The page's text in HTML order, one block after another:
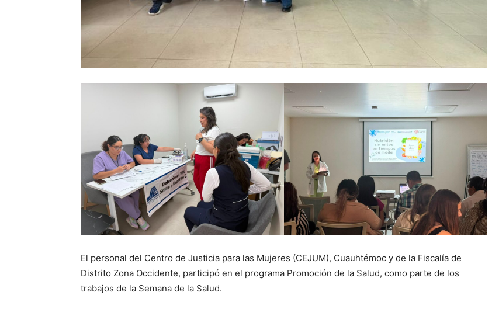
El personal del Centro de Justicia para las Mujeres (CEJUM), Cuauhtémoc y de la Fiscalía de
Distrito Zona Occidente, participó en el programa Promoción de la Salud, como parte de los
trabajos de la Semana de la Salud.